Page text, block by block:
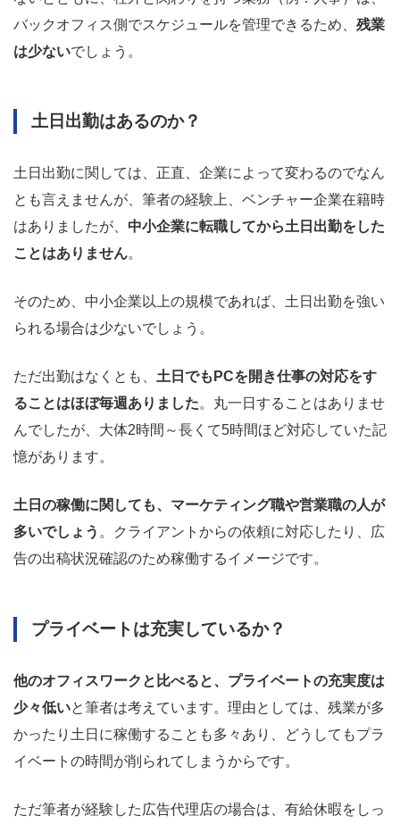
バックオフィス側でスケジュールを管理できるため、 残業
は少ないでしょう。
土日出勤はあるのか？
土日出勤に関しては、正直、企業によって変わるのでなん
とも言えませんが、筆者の経験上、ベンチャー企業在籍時
はありましたが、 中小企業に転職してから土日出勤をした
ことはありません。
そのため、中小企業以上の規模であれば、土日出勤を強い
られる場合は少ないでしょう。
ただ出勤はなくとも、 土日でもPCを開き仕事の対応をす
ることはほぼ毎週ありました。丸一日することはありませ
んでしたが、大体2時間～長くて5時間ほど対応していた記
憶があります。
土日の稼働に関しても、マーケティング職や営業職の人が
多いでしょう 。クライアントからの依頼に対応したり、広
告の出稿状況確認のため稼働するイメージです。
プライベートは充実しているか？
他のオフィスワークと比べると、プライベートの充実度は
少々低いと筆者は考えています。理由としては、残業が多
かったり土日に稼働することも多々あり、どうしてもプラ
イベートの時間が削られてしまうからです。
ただ筆者が経験した広告代理店の場合は、有給休暇をしっ